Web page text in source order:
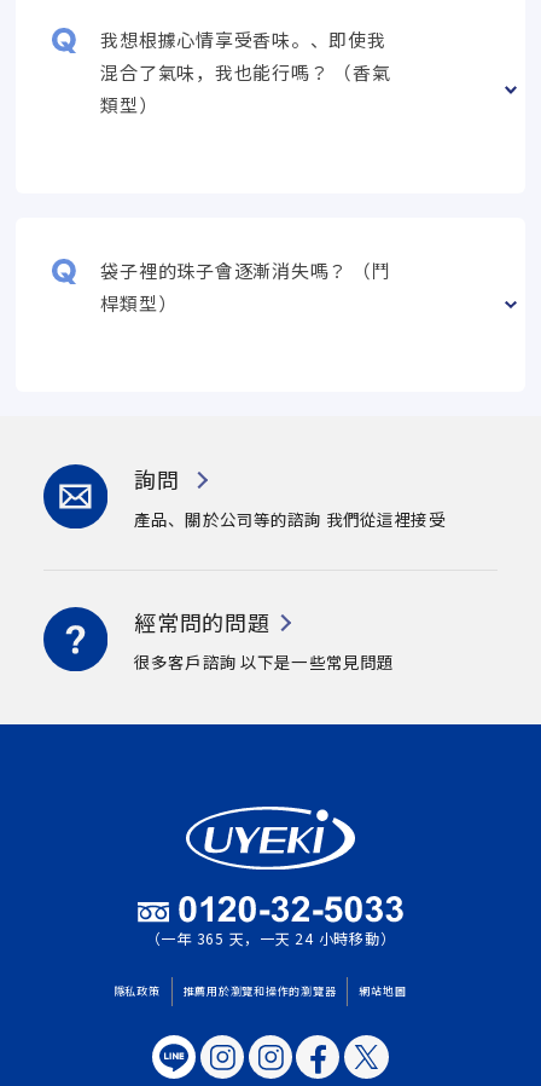
我想根據心情享受香味。、即使我
混合了氣味，我也能行嗎？ （香氣
類型）
袋子裡的珠子會逐漸消失嗎？ （鬥
桿類型）
詢問
產品、關於公司等的諮詢 我們從這裡接受
經常問的問題
很多客戶諮詢 以下是一些常見問題
（一年 365 天，一天 24 小時移動）
隱私政策 推薦用於瀏覽和操作的瀏覽器 網站地圖